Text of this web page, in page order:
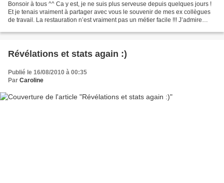
Bonsoir à tous ^^ Ca y est, je ne suis plus serveuse depuis quelques jours !
Et je tenais vraiment à partager avec vous le souvenir de mes ex collègues
de travail. La restauration n’est vraiment pas un métier facile !!! J’admire
Révélations et stats again :)
Publié le 16/08/2010 à 00:35
Par Caroline